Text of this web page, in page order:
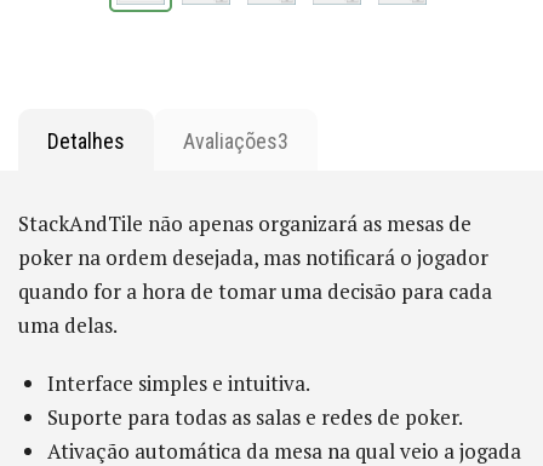
Detalhes Avaliações3
StackAndTile não apenas organizará as mesas de
poker na ordem desejada, mas notificará o jogador
quando for a hora de tomar uma decisão para cada
uma delas.
Interface simples e intuitiva.
Suporte para todas as salas e redes de poker.
Ativação automática da mesa na qual veio a jogada